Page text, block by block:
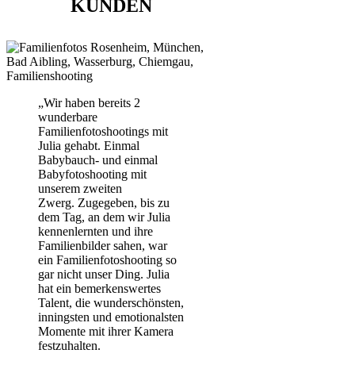
KUNDEN
„Wir haben bereits 2
wunderbare
Familienfotoshootings mit
Julia gehabt. Einmal
Babybauch- und einmal
Babyfotoshooting mit
unserem zweiten
Zwerg. Zugegeben, bis zu
dem Tag, an dem wir Julia
kennenlernten und ihre
Familienbilder sahen, war
ein Familienfotoshooting so
gar nicht unser Ding. Julia
hat ein bemerkenswertes
Talent, die wunderschönsten,
inningsten und emotionalsten
Momente mit ihrer Kamera
festzuhalten.